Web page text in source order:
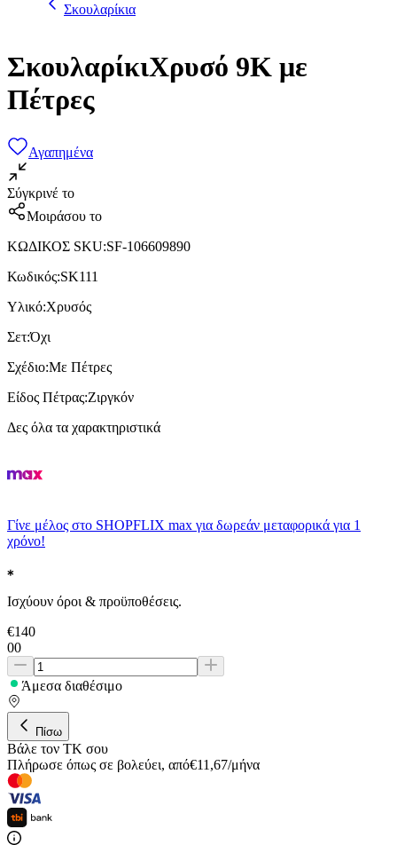
Σκουλαρίκια
ΣκουλαρίκιΧρυσό 9K με
Πέτρες
Αγαπημένα
Σύγκρινέ το
Μοιράσου το
ΚΩΔΙΚΟΣ SKU:SF-106609890
Κωδικός:SK111
Υλικό:Χρυσός
Σετ:Όχι
Σχέδιο:Με Πέτρες
Είδος Πέτρας:Ζιργκόν
Δες όλα τα χαρακτηριστικά
Γίνε μέλος στο SHOPFLIX max για δωρεάν μεταφορικά για 1
χρόνο!
Ισχύουν όροι & προϋποθέσεις.
€140
00
Άμεσα διαθέσιμο
Πίσω
Βάλε τον ΤΚ σου
Πλήρωσε όπως σε βολεύει, από€11,67/μήνα